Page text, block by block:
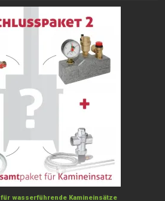
wasserführende Kamineinsätze